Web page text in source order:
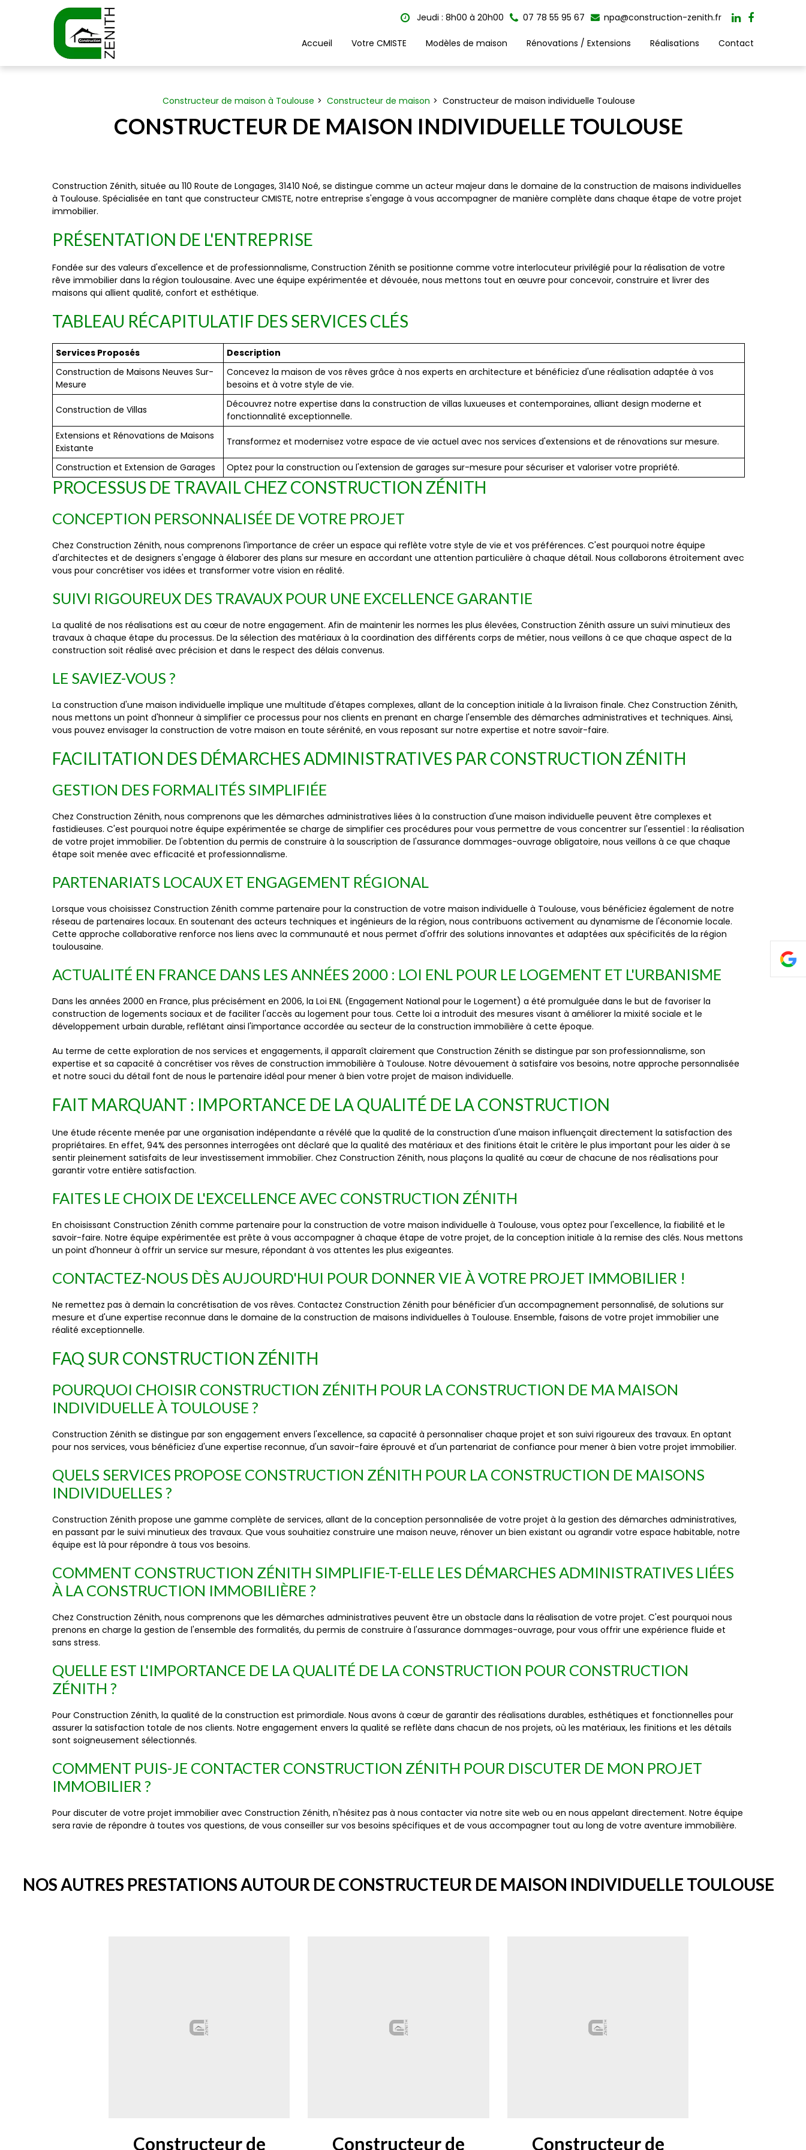
Jeudi : 8h00 à 20h00 07 78 55 95 67 npa@construction-zenith.fr
Accueil Votre CMISTE Modèles de maison Rénovations / Extensions Réalisations Contact
Constructeur de maison à Toulouse Constructeur de maison Constructeur de maison individuelle Toulouse
CONSTRUCTEUR DE MAISON INDIVIDUELLE TOULOUSE
Construction Zénith, située au 110 Route de Longages, 31410 Noé, se distingue comme un acteur majeur dans le domaine de la construction de maisons individuelles
à Toulouse. Spécialisée en tant que constructeur CMISTE, notre entreprise s'engage à vous accompagner de manière complète dans chaque étape de votre projet
immobilier.
PRÉSENTATION DE L'ENTREPRISE
Fondée sur des valeurs d'excellence et de professionnalisme, Construction Zénith se positionne comme votre interlocuteur privilégié pour la réalisation de votre
rêve immobilier dans la région toulousaine. Avec une équipe expérimentée et dévouée, nous mettons tout en œuvre pour concevoir, construire et livrer des
maisons qui allient qualité, confort et esthétique.
TABLEAU RÉCAPITULATIF DES SERVICES CLÉS
Services Proposés
Description
Construction de Maisons Neuves Sur-
Mesure
Concevez la maison de vos rêves grâce à nos experts en architecture et bénéficiez d'une réalisation adaptée à vos
besoins et à votre style de vie.
Construction de Villas
Découvrez notre expertise dans la construction de villas luxueuses et contemporaines, alliant design moderne et
fonctionnalité exceptionnelle.
Extensions et Rénovations de Maisons
Existante
Transformez et modernisez votre espace de vie actuel avec nos services d'extensions et de rénovations sur mesure.
Construction et Extension de Garages Optez pour la construction ou l'extension de garages sur-mesure pour sécuriser et valoriser votre propriété.
PROCESSUS DE TRAVAIL CHEZ CONSTRUCTION ZÉNITH
CONCEPTION PERSONNALISÉE DE VOTRE PROJET
Chez Construction Zénith, nous comprenons l'importance de créer un espace qui reflète votre style de vie et vos préférences. C'est pourquoi notre équipe
d'architectes et de designers s'engage à élaborer des plans sur mesure en accordant une attention particulière à chaque détail. Nous collaborons étroitement avec
vous pour concrétiser vos idées et transformer votre vision en réalité.
SUIVI RIGOUREUX DES TRAVAUX POUR UNE EXCELLENCE GARANTIE
La qualité de nos réalisations est au cœur de notre engagement. Afin de maintenir les normes les plus élevées, Construction Zénith assure un suivi minutieux des
travaux à chaque étape du processus. De la sélection des matériaux à la coordination des différents corps de métier, nous veillons à ce que chaque aspect de la
construction soit réalisé avec précision et dans le respect des délais convenus.
LE SAVIEZ-VOUS ?
La construction d'une maison individuelle implique une multitude d'étapes complexes, allant de la conception initiale à la livraison finale. Chez Construction Zénith,
nous mettons un point d'honneur à simplifier ce processus pour nos clients en prenant en charge l'ensemble des démarches administratives et techniques. Ainsi,
vous pouvez envisager la construction de votre maison en toute sérénité, en vous reposant sur notre expertise et notre savoir-faire.
FACILITATION DES DÉMARCHES ADMINISTRATIVES PAR CONSTRUCTION ZÉNITH
GESTION DES FORMALITÉS SIMPLIFIÉE
Chez Construction Zénith, nous comprenons que les démarches administratives liées à la construction d'une maison individuelle peuvent être complexes et
fastidieuses. C'est pourquoi notre équipe expérimentée se charge de simplifier ces procédures pour vous permettre de vous concentrer sur l'essentiel : la réalisation
de votre projet immobilier. De l'obtention du permis de construire à la souscription de l'assurance dommages-ouvrage obligatoire, nous veillons à ce que chaque
étape soit menée avec efficacité et professionnalisme.
PARTENARIATS LOCAUX ET ENGAGEMENT RÉGIONAL
Lorsque vous choisissez Construction Zénith comme partenaire pour la construction de votre maison individuelle à Toulouse, vous bénéficiez également de notre
réseau de partenaires locaux. En soutenant des acteurs techniques et ingénieurs de la région, nous contribuons activement au dynamisme de l'économie locale.
Cette approche collaborative renforce nos liens avec la communauté et nous permet d'offrir des solutions innovantes et adaptées aux spécificités de la région
toulousaine.
ACTUALITÉ EN FRANCE DANS LES ANNÉES 2000 : LOI ENL POUR LE LOGEMENT ET L'URBANISME
Dans les années 2000 en France, plus précisément en 2006, la Loi ENL (Engagement National pour le Logement) a été promulguée dans le but de favoriser la
construction de logements sociaux et de faciliter l'accès au logement pour tous. Cette loi a introduit des mesures visant à améliorer la mixité sociale et le
développement urbain durable, reflétant ainsi l'importance accordée au secteur de la construction immobilière à cette époque.
Au terme de cette exploration de nos services et engagements, il apparaît clairement que Construction Zénith se distingue par son professionnalisme, son
expertise et sa capacité à concrétiser vos rêves de construction immobilière à Toulouse. Notre dévouement à satisfaire vos besoins, notre approche personnalisée
et notre souci du détail font de nous le partenaire idéal pour mener à bien votre projet de maison individuelle.
FAIT MARQUANT : IMPORTANCE DE LA QUALITÉ DE LA CONSTRUCTION
Une étude récente menée par une organisation indépendante a révélé que la qualité de la construction d'une maison influençait directement la satisfaction des
propriétaires. En effet, 94% des personnes interrogées ont déclaré que la qualité des matériaux et des finitions était le critère le plus important pour les aider à se
sentir pleinement satisfaits de leur investissement immobilier. Chez Construction Zénith, nous plaçons la qualité au cœur de chacune de nos réalisations pour
garantir votre entière satisfaction.
FAITES LE CHOIX DE L'EXCELLENCE AVEC CONSTRUCTION ZÉNITH
En choisissant Construction Zénith comme partenaire pour la construction de votre maison individuelle à Toulouse, vous optez pour l'excellence, la fiabilité et le
savoir-faire. Notre équipe expérimentée est prête à vous accompagner à chaque étape de votre projet, de la conception initiale à la remise des clés. Nous mettons
un point d'honneur à offrir un service sur mesure, répondant à vos attentes les plus exigeantes.
CONTACTEZ-NOUS DÈS AUJOURD'HUI POUR DONNER VIE À VOTRE PROJET IMMOBILIER !
Ne remettez pas à demain la concrétisation de vos rêves. Contactez Construction Zénith pour bénéficier d'un accompagnement personnalisé, de solutions sur
mesure et d'une expertise reconnue dans le domaine de la construction de maisons individuelles à Toulouse. Ensemble, faisons de votre projet immobilier une
réalité exceptionnelle.
FAQ SUR CONSTRUCTION ZÉNITH
POURQUOI CHOISIR CONSTRUCTION ZÉNITH POUR LA CONSTRUCTION DE MA MAISON
INDIVIDUELLE À TOULOUSE ?
Construction Zénith se distingue par son engagement envers l'excellence, sa capacité à personnaliser chaque projet et son suivi rigoureux des travaux. En optant
pour nos services, vous bénéficiez d'une expertise reconnue, d'un savoir-faire éprouvé et d'un partenariat de confiance pour mener à bien votre projet immobilier.
QUELS SERVICES PROPOSE CONSTRUCTION ZÉNITH POUR LA CONSTRUCTION DE MAISONS
INDIVIDUELLES ?
Construction Zénith propose une gamme complète de services, allant de la conception personnalisée de votre projet à la gestion des démarches administratives,
en passant par le suivi minutieux des travaux. Que vous souhaitiez construire une maison neuve, rénover un bien existant ou agrandir votre espace habitable, notre
équipe est là pour répondre à tous vos besoins.
COMMENT CONSTRUCTION ZÉNITH SIMPLIFIE-T-ELLE LES DÉMARCHES ADMINISTRATIVES LIÉES
À LA CONSTRUCTION IMMOBILIÈRE ?
Chez Construction Zénith, nous comprenons que les démarches administratives peuvent être un obstacle dans la réalisation de votre projet. C'est pourquoi nous
prenons en charge la gestion de l'ensemble des formalités, du permis de construire à l'assurance dommages-ouvrage, pour vous offrir une expérience fluide et
sans stress.
QUELLE EST L'IMPORTANCE DE LA QUALITÉ DE LA CONSTRUCTION POUR CONSTRUCTION
ZÉNITH ?
Pour Construction Zénith, la qualité de la construction est primordiale. Nous avons à cœur de garantir des réalisations durables, esthétiques et fonctionnelles pour
assurer la satisfaction totale de nos clients. Notre engagement envers la qualité se reflète dans chacun de nos projets, où les matériaux, les finitions et les détails
sont soigneusement sélectionnés.
COMMENT PUIS-JE CONTACTER CONSTRUCTION ZÉNITH POUR DISCUTER DE MON PROJET
IMMOBILIER ?
Pour discuter de votre projet immobilier avec Construction Zénith, n'hésitez pas à nous contacter via notre site web ou en nous appelant directement. Notre équipe
sera ravie de répondre à toutes vos questions, de vous conseiller sur vos besoins spécifiques et de vous accompagner tout au long de votre aventure immobilière.
NOS AUTRES PRESTATIONS AUTOUR DE CONSTRUCTEUR DE MAISON INDIVIDUELLE TOULOUSE
Constructeur de Constructeur de Constructeur de
Panneau de gestion des cookies